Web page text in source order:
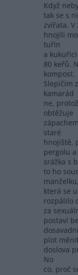
Když
tak se s
zvířata. V
hnojili
tuřín
a
80 keřů.
kompost.
Slepičím
kamarád
ne,
obtěžuje
staré
hnojiště,
pergolu
srážka s
to ho
manželku,
která se
rozpálilo
za
postaví
plot
doslova
No
co, proč